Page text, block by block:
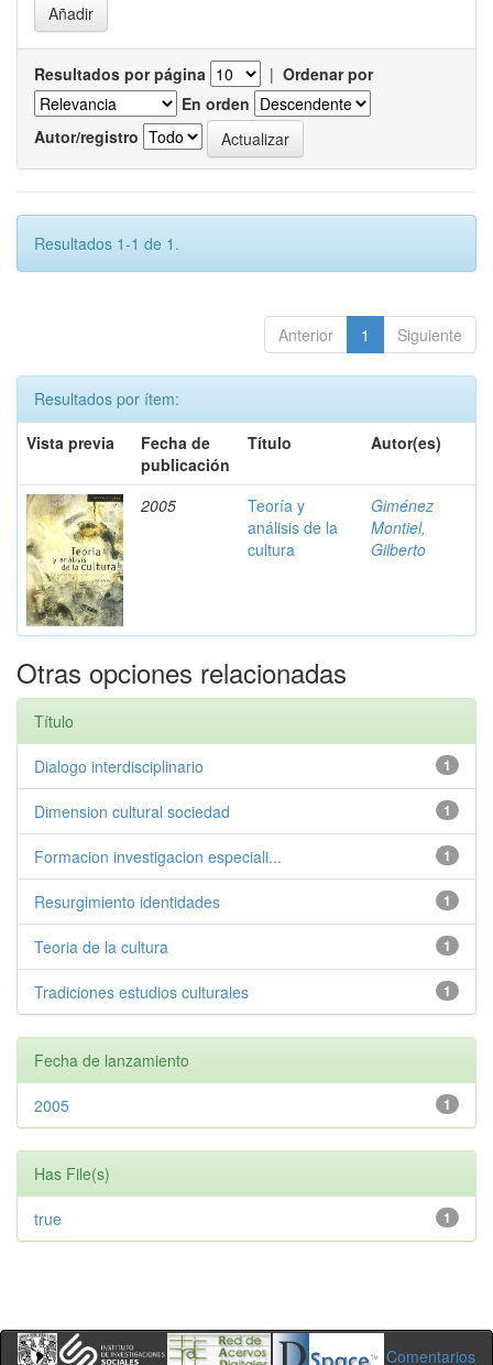
Resultados por página | Ordenar por
En orden
Autor/registro
Resultados 1-1 de 1.
Anterior 1 Siguiente
Resultados por ítem:
Vista previa
Fecha de
publicación
Título Autor(es)
2005
Teoría y
análisis de la
cultura
Giménez
Montiel,
Gilberto
Otras opciones relacionadas
Título
1
Dialogo interdisciplinario
1
Dimension cultural sociedad
1
Formacion investigacion especiali...
1
Resurgimiento identidades
1
Teoria de la cultura
1
Tradiciones estudios culturales
Fecha de lanzamiento
1
2005
Has File(s)
1
true
Comentarios